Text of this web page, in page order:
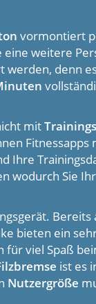
vormontiert
weitere
werden, denn
mit
Fitnessapps
Ihre
wodurch Sie
Bereits
bieten ein
für viel Spaß
ist es
Nutzergröße